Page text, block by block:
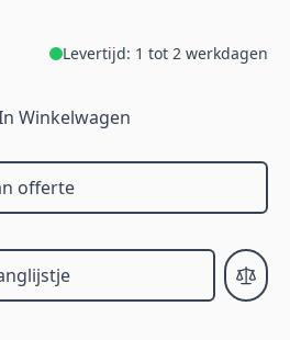
Levertijd: 1 tot 2 werkdagen
Winkelwagen
offerte